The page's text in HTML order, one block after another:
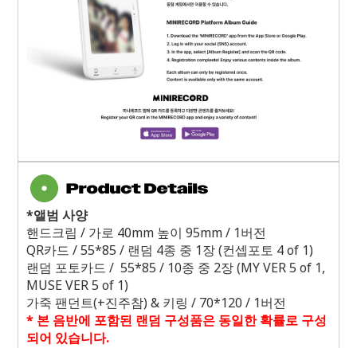
*앨범 사양
핸드크림 / 가로 40mm 높이 95mm / 1버전
QR카드 / 55*85 / 랜덤 4종 중 1장(컨셉포토 4 of 1)
랜덤 포토카드 / 55*85 / 10종 중 2장(MY VER 5 of 1,
MUSE VER 5 of 1)
가죽 팬던트(+진주참) & 키링 / 70*120 / 1버전
* 본 음반에 포함된 랜덤 구성품은 동일한 확률로 구성
되어 있습니다.